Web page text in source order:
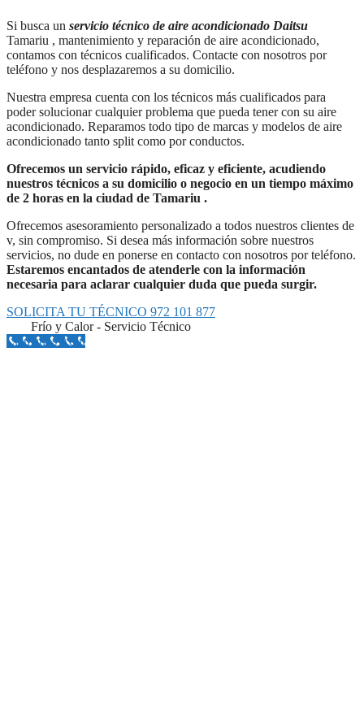
Si busca un servicio técnico de aire acondicionado Daitsu
Tamariu , mantenimiento y reparación de aire acondicionado,
contamos con técnicos cualificados. Contacte con nosotros por
teléfono y nos desplazaremos a su domicilio.
Nuestra empresa cuenta con los técnicos más cualificados para
poder solucionar cualquier problema que pueda tener con su aire
acondicionado. Reparamos todo tipo de marcas y modelos de aire
acondicionado tanto split como por conductos.
Ofrecemos un servicio rápido, eficaz y eficiente, acudiendo
nuestros técnicos a su domicilio o negocio en un tiempo máximo
de 2 horas en la ciudad de Tamariu .
Ofrecemos asesoramiento personalizado a todos nuestros clientes de
v, sin compromiso. Si desea más información sobre nuestros
servicios, no dude en ponerse en contacto con nosotros por teléfono.
Estaremos encantados de atenderle con la información
necesaria para aclarar cualquier duda que pueda surgir.
SOLICITA TU TÉCNICO 972 101 877
Frío y Calor - Servicio Técnico
Llámanos Aquí